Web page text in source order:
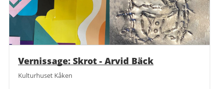
Vernissage: Skrot - Arvid Bäck
Kulturhuset Kåken